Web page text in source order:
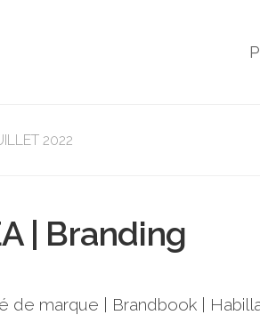
2022
| Branding
de marque | Brandbook |